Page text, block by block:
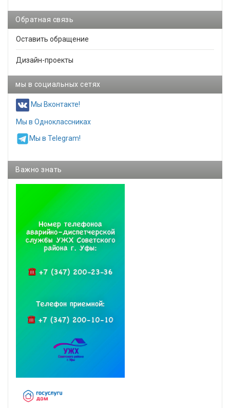
Обратная связь
Оставить обращение
Дизайн-проекты
мы в социальных сетях
Мы Вконтакте!
Мы в Одноклассниках
Мы в Telegram!
Важно знать